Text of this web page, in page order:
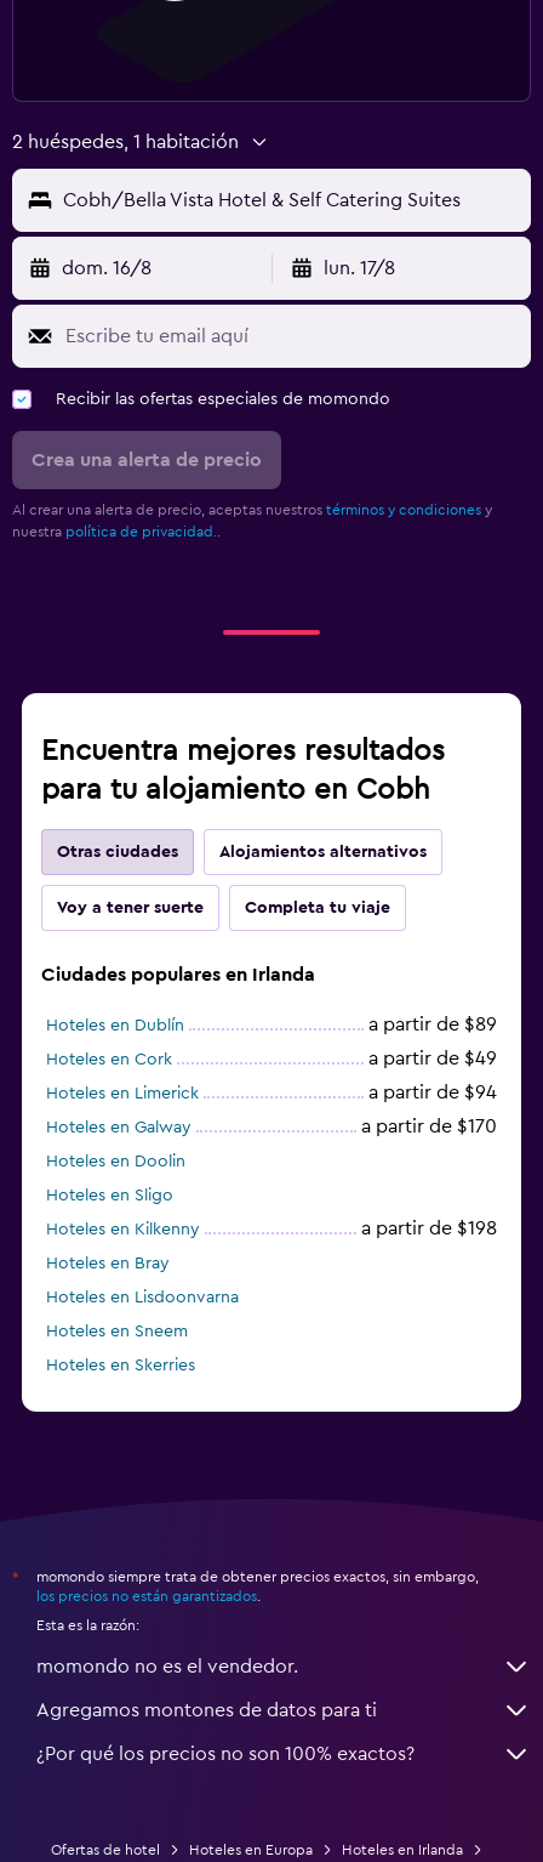
2 huéspedes, 1 habitación
Cobh/Bella Vista Hotel & Self Catering Suites
dom. 16/8 lun. 17/8
Recibir las ofertas especiales de momondo
Crea una alerta de precio
Al crear una alerta de precio, aceptas nuestros términos y condiciones y
nuestra política de privacidad.
Encuentra mejores resultados
para tu alojamiento en Cobh
Otras ciudades Alojamientos alternativos
Voy a tener suerte Completa tu viaje
Ciudades populares en Irlanda
Hoteles en Dublín a partir de $89
Hoteles en Cork a partir de $49
Hoteles en Limerick a partir de $94
Hoteles en Galway a partir de $170
Hoteles en Doolin
Hoteles en Sligo
Hoteles en Kilkenny
a partir de $198
Hoteles en Bray
Hoteles en Lisdoonvarna
Hoteles en Sneem
Hoteles en Skerries
*
momondo siempre trata de obtener precios exactos, sin embargo,
los precios no están garantizados
Esta es la razón:
momondo no es el vendedor.
Agregamos montones de datos para ti
¿Por qué los precios no son 100% exactos?
Ofertas de hotel Hoteles en Europa
Hoteles en Irlanda